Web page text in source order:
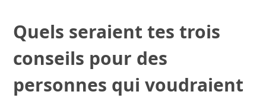
Quels seraient tes trois
conseils pour des
personnes qui voudraient